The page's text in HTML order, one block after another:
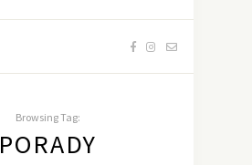
Browsing Tag:
PORADY